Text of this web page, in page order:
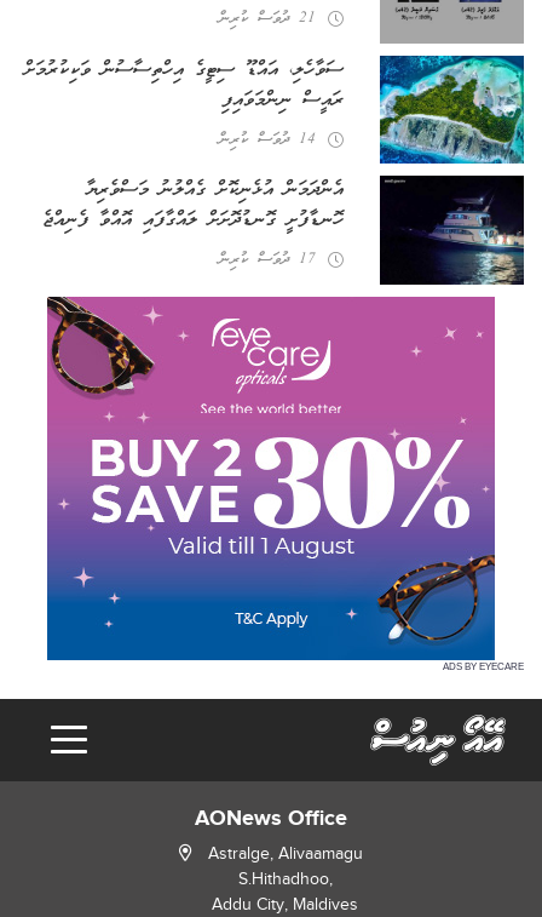
21 ދުވަސް ކުރިން
ސަވާހެލި، އައްޑޫ ސިޓީގެ އިހްތިސާސުން ވަކިކުރުމަށް
ރައީސް ނިންމަވައިފި
14 ދުވަސް ކުރިން
އެންދަމަން އުޅެނިކޮށް ގެއްލުނު މަސްވެރިޔާ
ހޮނޑާފުށީ ގޮނޑުދޮށަށް ލައްގާފައި އޮއްވާ ފެނިއްޖެ
17 ދުވަސް ކުރިން
ADS BY EYECARE
AONews Office
Astralge, Alivaamagu
S.Hithadhoo,
Addu City, Maldives